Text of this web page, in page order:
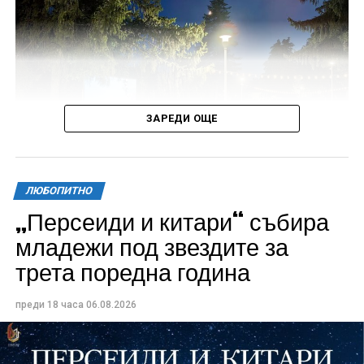
Всички събития ще се проведат в парк „Максим
Райкович“, срещу часовниковата кула, с вход
свободен. Програмата ще започне на 12 август с
изпълнители GoGo, Toria, ZoV & Vakavliev.
ЗАРЕДИ ОЩЕ
ЛЮБОПИТНО
„Персеиди и китари“ събира
младежи под звездите за
трета поредна година
преди 18 часа 06.08.2026